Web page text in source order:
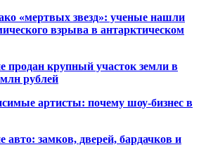
«мертвых звезд»: ученые нашли
взрыва в антарктическом
продан крупный участок земли в
млн рублей
артисты: почему шоу-бизнес в
авто: замков, дверей, бардачков и